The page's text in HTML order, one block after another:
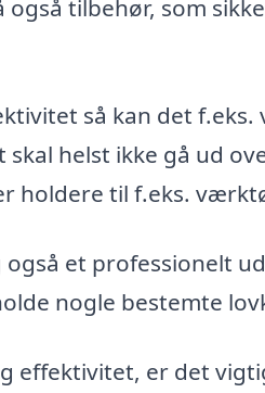
tilbehør, som
så kan det
skal helst ikke gå ud
holdere til f.eks.
et professionelt
nogle bestemte
er det